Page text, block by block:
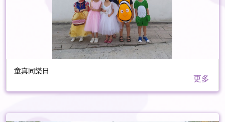
童真同樂日
更多